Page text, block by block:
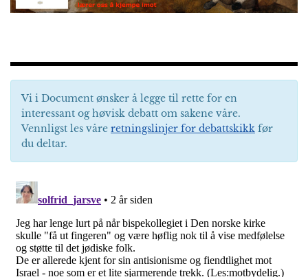
Vi i Document ønsker å legge til rette for en
interessant og høvisk debatt om sakene våre.
Vennligst les våre retningslinjer for debattskikk før
du deltar.